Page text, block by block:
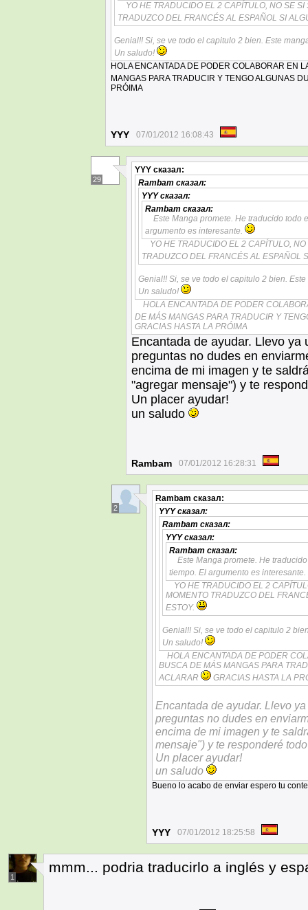
YO HE TRADUCIDO EL 2 CAPÍTULO, NO SE
TRADUZCO DEL FRANCÉS AL ESPAÑOL SI
Genial!! Si, se ve todo el capitulo 2 bien. Este
Un saludo!
HOLA ENCANTADA DE PODER COLABORAR EN
MANGAS PARA TRADUCIR Y TENGO ALGUNAS
PRÓIMA
YYY 07/01/2012 16:08:43
29
YYY сказал:
Rambam сказал:
YYYсказал:
Rambam сказал:
Este Manga promete. He traducido todo
argumento es interesante.
YO HE TRADUCIDO EL 2 CAPÍTULO,
TRADUZCO DEL FRANCÉS AL ESPAÑOL
Genial!! Si, se ve todo el capitulo 2 bien.
Un saludo!
HOLA ENCANTADA DE PODER
DE MÁS MANGAS PARA TRADUCIR Y
GRACIAS HASTA LA PRÓIMA
Encantada de ayudar. Llevo
preguntas no dudes en
encima de mi imagen y te
"agregar mensaje") y te
Un placer ayudar!
un saludo
Rambam 07/01/2012 16:28:31
2
Rambam сказал:
YYYсказал:
Rambam сказал:
YYYсказал:
Rambam сказал:
Este Manga promete. He
tiempo. El argumento es interesante.
YO HE TRADUCIDO EL 2
MOMENTO TRADUZCO DEL
ESTOY.
Genial!! Si, se ve todo el capitulo 2
Un saludo!
HOLA ENCANTADA DE PODER
BUSCA DE MÁS MANGAS PARA
ACLARAR
GRACIAS HASTA LA
Encantada de ayudar. Llevo
preguntas no dudes en
encima de mi imagen y te
mensaje") y te responderé
Un placer ayudar!
un saludo
Bueno lo acabo de enviar espero tu
YYY 07/01/2012 18:25:58
1
mmm... podria traducirlo a inglés y